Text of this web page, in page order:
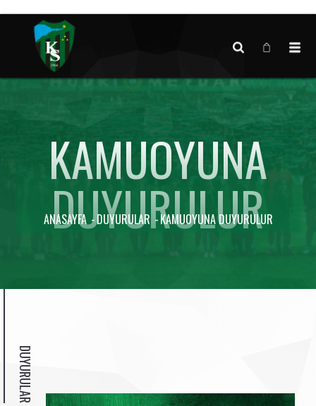
KAMUOYUNA
DUYURULUR
ANASAYFA DUYURULAR KAMUOYUNA DUYURULUR
DUYURULAR